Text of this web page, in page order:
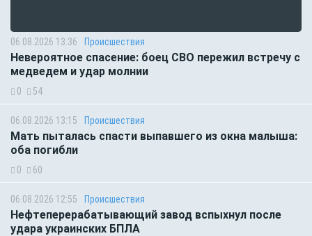
06.08.2026 13:36 Происшествия
Невероятное спасение: боец СВО пережил встречу с
медведем и удар молнии
0 54
06.08.2026 13:15 Происшествия
Мать пыталась спасти выпавшего из окна малыша:
оба погибли
0 60
06.08.2026 12:55 Происшествия
Нефтеперерабатывающий завод вспыхнул после
удара украинских БПЛА